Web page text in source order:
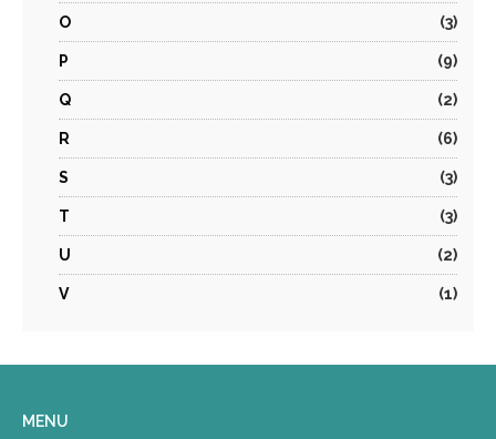
O (3)
P (9)
Q (2)
R (6)
S (3)
T (3)
U (2)
V (1)
MENU